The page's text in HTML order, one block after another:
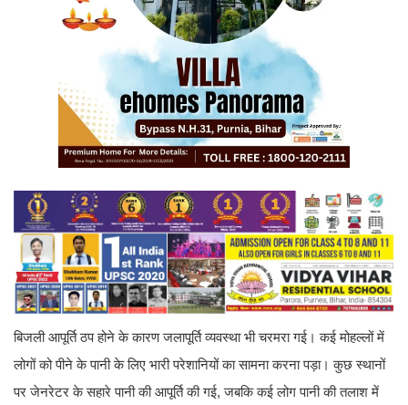
बिजली आपूर्ति ठप होने के कारण जलापूर्ति व्यवस्था भी चरमरा गई। कई मोहल्लों में
लोगों को पीने के पानी के लिए भारी परेशानियों का सामना करना पड़ा। कुछ स्थानों
पर जेनरेटर के सहारे पानी की आपूर्ति की गई, जबकि कई लोग पानी की तलाश में